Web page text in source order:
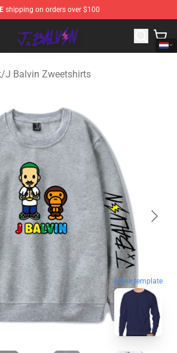
shipping on orders over $100
Official J Balvin Merchandise Shop
/J Balvin Zweetshirts
blank template